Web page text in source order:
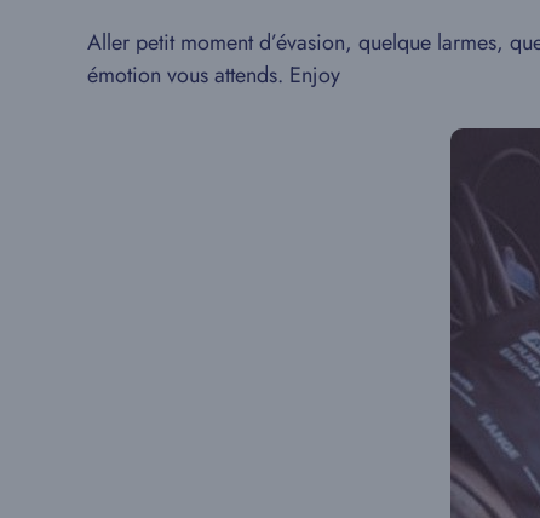
Aller petit moment d’évasion, quelque larmes,
émotion vous attends. Enjoy